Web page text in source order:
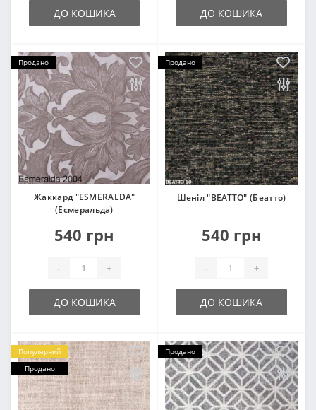
ДО КОШИКА ДО КОШИКА
Продано
Жаккард "ESMERALDA"
(Есмеральда)
540 грн
- +
ДО КОШИКА
Продано
Шеніл "BEATTO" (Беатто)
540 грн
- +
ДО КОШИКА
Популярний
Продано
Продано